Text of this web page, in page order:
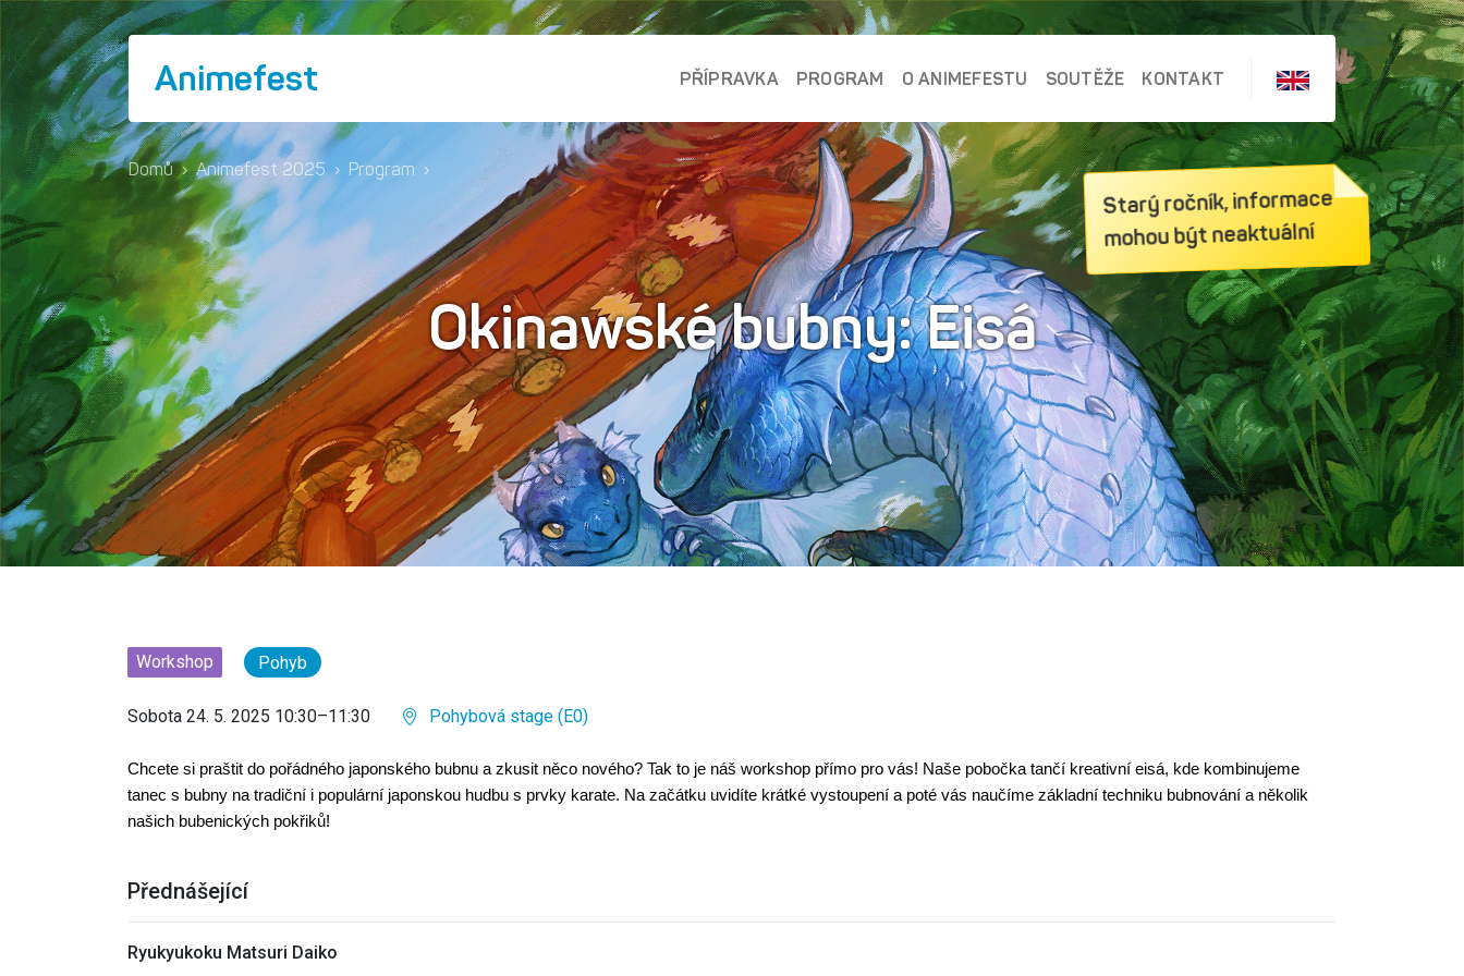
Animefest PŘÍPRAVKA PROGRAM O ANIMEFESTU SOUTĚŽE KONTAKT
Domů › Animefest 2025 › Program ›
Okinawské bubny: Eisá
Starý ročník, informace
mohou být neaktuální
Workshop Pohyb
Sobota 24. 5. 2025 10:30–11:30 Pohybová stage (E0)
Chcete si praštit do pořádného japonského bubnu a zkusit něco nového? Tak to je náš workshop přímo pro vás! Naše pobočka tančí kreativní eisá, kde kombinujeme
tanec s bubny na tradiční i populární japonskou hudbu s prvky karate. Na začátku uvidíte krátké vystoupení a poté vás naučíme základní techniku bubnování a několik
našich bubenických pokřiků!
Přednášející
Ryukyukoku Matsuri Daiko